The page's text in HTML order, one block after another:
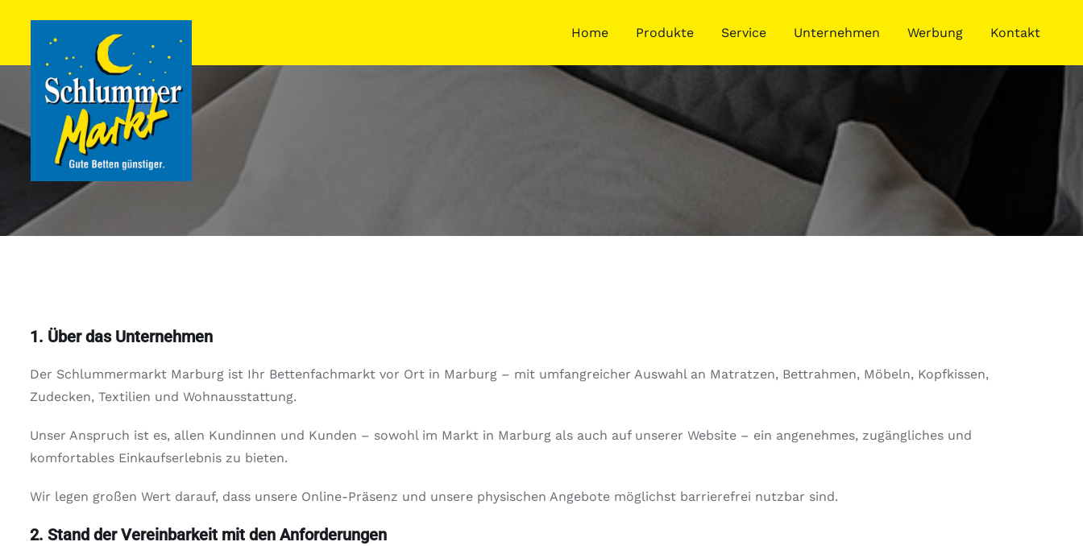
Home Produkte Service Unternehmen Werbung Kontakt
1. Über das Unternehmen
Der Schlummermarkt Marburg ist Ihr Bettenfachmarkt vor Ort in Marburg – mit umfangreicher Auswahl an Matratzen, Bettrahmen, Möbeln, Kopfkissen,
Zudecken, Textilien und Wohnausstattung.
Unser Anspruch ist es, allen Kundinnen und Kunden – sowohl im Markt in Marburg als auch auf unserer Website – ein angenehmes, zugängliches und
komfortables Einkaufserlebnis zu bieten.
Wir legen großen Wert darauf, dass unsere Online-Präsenz und unsere physischen Angebote möglichst barrierefrei nutzbar sind.
2. Stand der Vereinbarkeit mit den Anforderungen